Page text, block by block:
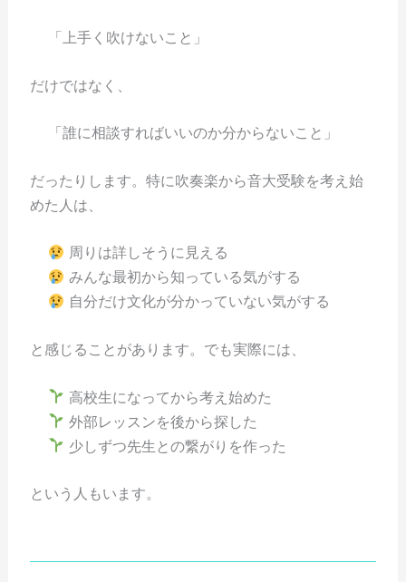
「上手く吹けないこと」
だけではなく、
「誰に相談すればいいのか分からないこと」
だったりします。特に吹奏楽から音大受験を考え始
めた人は、
周りは詳しそうに見える
みんな最初から知っている気がする
自分だけ文化が分かっていない気がする
と感じることがあります。でも実際には、
高校生になってから考え始めた
外部レッスンを後から探した
少しずつ先生との繋がりを作った
という人もいます。